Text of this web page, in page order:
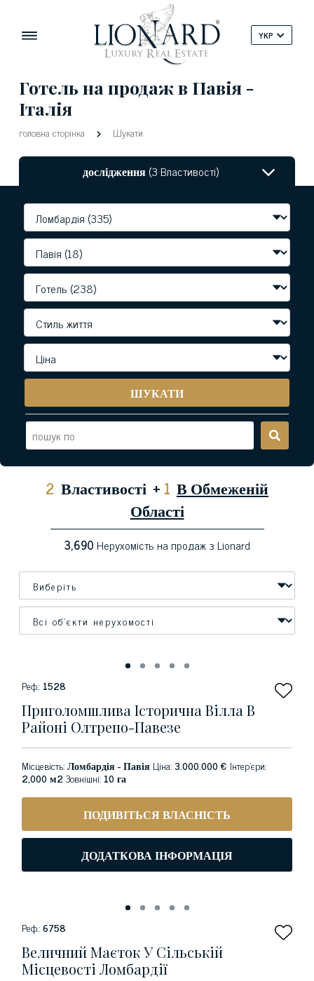
YKP
Готель на продаж в Павія -
Італія
головна сторінка Шукати
дослідження(3 Властивості)
ШУКАТИ
2 Властивості + 1 В Обмеженій
Області
3,690Нерухомість на продаж з Lionard
Реф.: 1528
Приголомшлива Історична Вілла В
Районі Олтрепо-Павезе
Місцевість:Ломбардія - Павія Ціна:3.000.000 € Інтер'єри:
2,000 м2Зовнішні: 10 га
ПОДИВІТЬСЯ ВЛАСНІСТЬ
ДОДАТКОВА ІНФОРМАЦІЯ
Реф.:6758
Величний Маєток У Сільській
Місцевості Ломбардії